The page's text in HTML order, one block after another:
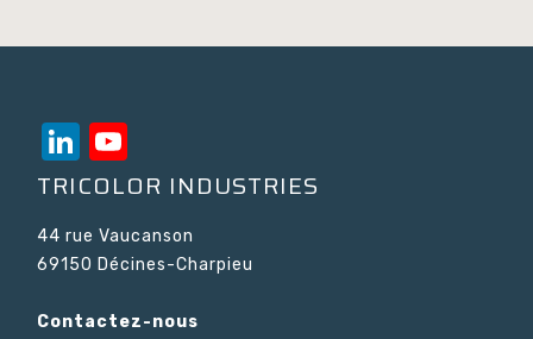
LinkedIn
Channel
TRICOLOR INDUSTRIES
44 rue Vaucanson
69150 Décines-Charpieu
Contactez-nous